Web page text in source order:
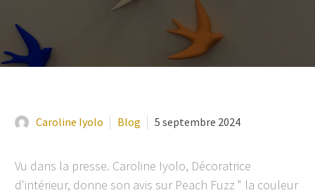
Caroline Iyolo Blog 5 septembre 2024
Vu dans la presse. Caroline Iyolo, Décoratrice
d'intérieur, donne son avis sur Peach Fuzz " la couleur